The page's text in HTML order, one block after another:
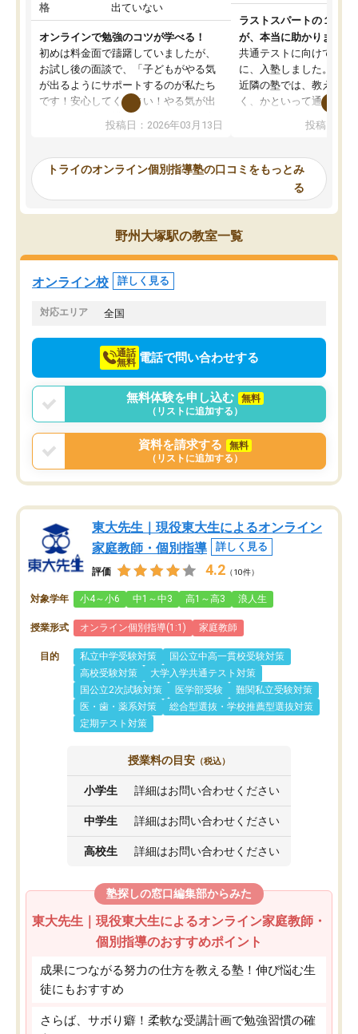
格
出ていない
オンラインで勉強のコツが学べる！
初めは料金面で躊躇していましたが、
お試し後の面談で、「子どもがやる気
が出るようにサポートするのが私たち
です！安心してください！やる気が出
ないのは私たち講師の責任です」と言
ってくださり、確かに！と考えて、思
ったんですが、学生の先生から学ぶこ
み、徐々に成績が上がったらいいなと
思っていました。何が今足りないのか
を的確に指導いただき、子どももびっ
くりするほど楽しんでやる気を持って
塾を受けています。狙い通り、少しず
つ成績も上がり、苦手意識も無くなっ
てきたので、さらに苦手な数学も追加
でお願いしました。来年の高校受験に
投稿日：2026年03月13日
ラストスパートの１か月
が、本当に助かりました
共通テストに向けての追
に、入塾しました。田舎
近隣の塾では、教えても
く、かといって通うには
可能なので本当に助か
らないところをピンポイ
頂いて、とてもわかり
していました。一生を
スト、多少お金がかかっ
思い切って入塾してよか
投稿日：
トライのオンライン個別指導塾の口コミをもっとみ
る
野州大塚駅の教室一覧
オンライン校 詳しく見る
対応エリア 全国
通話
無料 電話で問い合わせする
無料体験を申し込む
無料
（リストに追加する）
資料を請求する
無料
（リストに追加する）
東大先生｜現役東大生によるオンライン
家庭教師・個別指導
詳しく見る
評価 4.2 （10件）
対象学年 小4～小6 中1～中3 高1～高3 浪人生
授業形式 オンライン個別指導(1:1) 家庭教師
目的 私立中学受験対策
国公立中高一貫校受験対策
高校受験対策
大学入学共通テスト対策
国公立2次試験対策
医学部受験
難関私立受験対策
医・歯・薬系対策
総合型選抜・学校推薦型選抜対策
定期テスト対策
授業料の目安 （税込）
小学生 詳細はお問い合わせください
中学生 詳細はお問い合わせください
高校生 詳細はお問い合わせください
塾探しの窓口編集部からみた
東大先生｜現役東大生によるオンライン家庭教師・
個別指導のおすすめポイント
成果につながる努力の仕方を教える塾！伸び悩む生
徒にもおすすめ
さらば、サボり癖！柔軟な受講計画で勉強習慣の確